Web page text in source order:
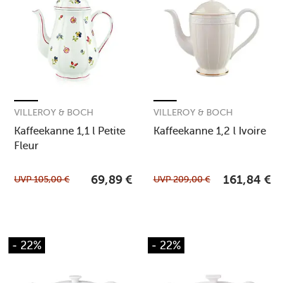
Kaffeekanne 1,1 l Petite
Fleur
VILLEROY & BOCH
UVP105,00 € 69,89 €
Kaffeekanne 1,2 l Ivoire
VILLEROY & BOCH
UVP209,00 € 161,84 €
- 22% - 22%